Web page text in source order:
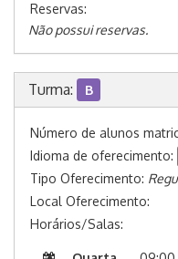
Reservas:
Não possui reservas.
Turma: B
Número de alunos
Idioma de oferecimento:
Tipo Oferecimento:
Local Oferecimento:
Horários/Salas: